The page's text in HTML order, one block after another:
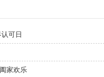
可日
家欢乐